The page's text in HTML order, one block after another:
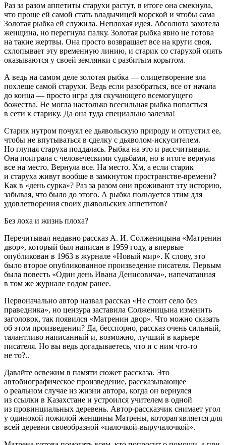
Раз за разом аппетиты старухи растут, в итоге она смекнула,
что проще ей самой стать владычицей морской и чтобы сама
Золотая рыбка ей служила. Неплохая идея. Абсолюта захотела
женщина, но перегнула палку. Золотая рыбка явно не готова
на такие жертвы. Она просто возвращает все на круги своя,
схлопывает эту временную линию, и старик со старухой опять
оказываются у своей землянки с разбитым корытом.
А ведь на самом деле золотая рыбка — олицетворение зла
похлеще самой старухи. Ведь если разобраться, все от начала
до конца — просто игра для скучающего всемогущего
божества. Не могла настолько всесильная рыбка попасться
в сети к старику. Да она туда специально залезла!
Старик нутром почуял ее дьявольскую природу и отпустил ее,
чтобы не впутываться в сделку с дьяволом-искусителем.
Но глупая старуха поддалась. Рыбка на это и рассчитывала.
Она поиграла с человеческими судьбами, но в итоге вернула
все на место. Вернула все. На место. Хм, а если старик
и старуха живут вообще в замкнутом пространстве-времени?
Как в «день сурка»? Раз за разом они проживают эту историю,
забывая, что было до этого. А рыбка пользуется этим для
удовлетворения своих дьявольских аппетитов?
Без лоха и жизнь плоха?
Перечитывал недавно рассказ А. И. Солженицына «Матренин
двор», который был написан в 1959 году, а впервые
опубликован в 1963 в журнале «Новый мир». К слову, это
было второе опубликованное произведение писателя. Первым
была повесть «Один день Ивана Денисовича», напечатанная
в том же журнале годом ранее.
Первоначально автор назвал рассказ «Не стоит село без
праведника», но цензура заставила Солженицына изменить
заголовок, так появился «Матренин двор». Что можно сказать
об этом произведении? Да, бесспорно, рассказ очень сильный,
талантливо написанный и, возможно, лучший в карьере
писателя. Но вы ведь догадываетесь, что и с ним что-то
не то?..
Давайте освежим в памяти сюжет рассказа. Это
автобиографическое произведение, рассказывающее
о реальном случае из жизни автора, когда он вернулся
из ссылки в Казахстане и устроился учителем в одной
из провинциальных деревень. Автор-рассказчик снимает угол
у одинокой пожилой женщины Матрены, которая является для
всей деревни своеобразной «палочкой-выручалочкой».